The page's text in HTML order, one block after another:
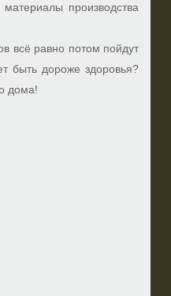
производства
всё равно потом пойдут
быть дороже здоровья?
дома!